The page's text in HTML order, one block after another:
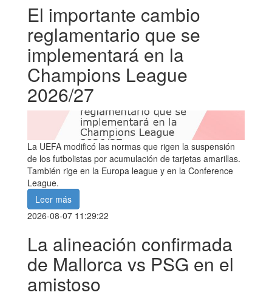
El importante cambio
reglamentario que se
implementará en la
Champions League
2026/27
La UEFA modificó las normas que rigen la suspensión
de los futbolistas por acumulación de tarjetas amarillas.
También rige en la Europa league y en la Conference
League.
Leer más
2026-08-07 11:29:22
La alineación confirmada
de Mallorca vs PSG en el
amistoso